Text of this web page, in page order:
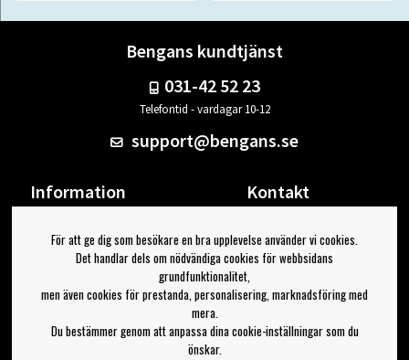
Bengans kundtjänst
031-42 52 23
Telefontid - vardagar 10-12
support@bengans.se
Information
Om Bengans
FAQ / Köp- & Leveransvillkor
Kontakt
Din sida
Logga ut
Jag vill ha tips från Bengans
För att ge dig som besökare en bra upplevelse använder vi cookies.
Det handlar dels om nödvändiga cookies för webbsidans
grundfunktionalitet,
men även cookies för prestanda, personalisering, marknadsföring med
mera.
Du bestämmer genom att anpassa dina cookie-inställningar som du
önskar.